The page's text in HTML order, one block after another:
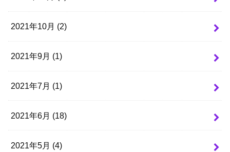
2021年10月 (2)
2021年9月 (1)
2021年7月 (1)
2021年6月 (18)
2021年5月 (4)